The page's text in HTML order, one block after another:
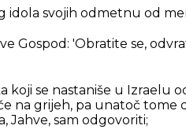
idola svojih odmetnu od
Gospod: 'Obratite se,
koji se nastaniše u Izraelu
na grijeh, pa unatoč tome
Jahve, sam odgovoriti;